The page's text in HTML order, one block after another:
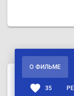
О ФИЛЬМЕ
favorite 35